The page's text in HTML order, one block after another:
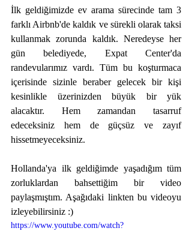
İlk geldiğimizde ev arama sürecinde tam 3
farklı Airbnb'de kaldık ve sürekli olarak taksi
kullanmak zorunda kaldık. Neredeyse her
gün belediyede, Expat Center'da
randevularımız vardı. Tüm bu koşturmaca
içerisinde sizinle beraber gelecek bir kişi
kesinlikle üzerinizden büyük bir yük
alacaktır. Hem zamandan tasarruf
edeceksiniz hem de güçsüz ve zayıf
hissetmeyeceksiniz.
Hollanda'ya ilk geldiğimde yaşadığım tüm
zorluklardan bahsettiğim bir video
paylaşmıştım. Aşağıdaki linkten bu videoyu
izleyebilirsiniz :)
https://www.youtube.com/watch?